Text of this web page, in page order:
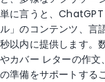
単に言うと、
ル」のコンテンツ、言
秒以内に提供します。
やカバー レターの作
の準備をサポートする